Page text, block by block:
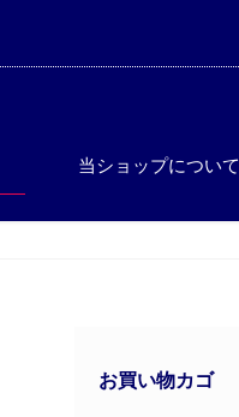
当ショップについて
お買い物カゴ